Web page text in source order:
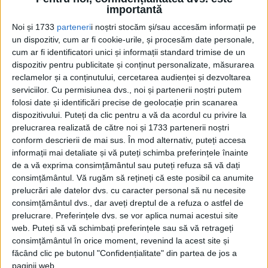
importantă
Noi și 1733 partenerii noștri stocăm și/sau accesăm informații pe
un dispozitiv, cum ar fi cookie-urile, și procesăm date personale,
cum ar fi identificatori unici și informații standard trimise de un
dispozitiv pentru publicitate și conținut personalizate, măsurarea
reclamelor și a conținutului, cercetarea audienței și dezvoltarea
serviciilor. Cu permisiunea dvs., noi și partenerii noștri putem
folosi date și identificări precise de geolocație prin scanarea
dispozitivului. Puteți da clic pentru a vă da acordul cu privire la
prelucrarea realizată de către noi și 1733 partenerii noștri
conform descrierii de mai sus. În mod alternativ, puteți accesa
informații mai detaliate și vă puteți schimba preferințele înainte
de a vă exprima consimțământul sau puteți refuza să vă dați
consimțământul. Vă rugăm să rețineți că este posibil ca anumite
prelucrări ale datelor dvs. cu caracter personal să nu necesite
consimțământul dvs., dar aveți dreptul de a refuza o astfel de
prelucrare. Preferințele dvs. se vor aplica numai acestui site
web. Puteți să vă schimbați preferințele sau să vă retrageți
consimțământul în orice moment, revenind la acest site și
făcând clic pe butonul "Confidențialitate" din partea de jos a
paginii web.
Sunt născută la București, tatăl meu fiind român și mama
Cea mai mare revistă de istorie din Europa!.
Media KIT
PORTOFOLIU
Capital
Evenimentul Zilei